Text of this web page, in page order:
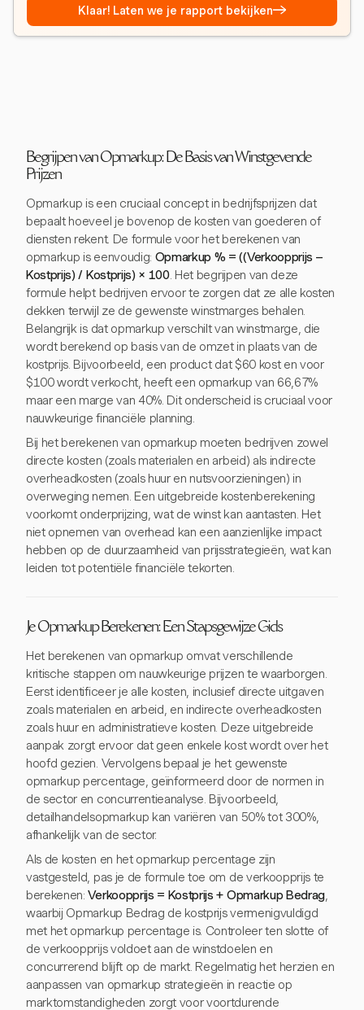
Klaar! Laten we je rapport bekijken→
Begrijpen van Opmarkup: De Basis van Winstgevende
Prijzen
Opmarkup is een cruciaal concept in bedrijfsprijzen dat
bepaalt hoeveel je bovenop de kosten van goederen of
diensten rekent. De formule voor het berekenen van
opmarkup is eenvoudig: Opmarkup % = ((Verkoopprijs –
Kostprijs) / Kostprijs) × 100. Het begrijpen van deze
formule helpt bedrijven ervoor te zorgen dat ze alle kosten
dekken terwijl ze de gewenste winstmarges behalen.
Belangrijk is dat opmarkup verschilt van winstmarge, die
wordt berekend op basis van de omzet in plaats van de
kostprijs. Bijvoorbeeld, een product dat $60 kost en voor
$100 wordt verkocht, heeft een opmarkup van 66,67%
maar een marge van 40%. Dit onderscheid is cruciaal voor
nauwkeurige financiële planning.
Bij het berekenen van opmarkup moeten bedrijven zowel
directe kosten (zoals materialen en arbeid) als indirecte
overheadkosten (zoals huur en nutsvoorzieningen) in
overweging nemen. Een uitgebreide kostenberekening
voorkomt onderprijzing, wat de winst kan aantasten. Het
niet opnemen van overhead kan een aanzienlijke impact
hebben op de duurzaamheid van prijsstrategieën, wat kan
leiden tot potentiële financiële tekorten.
Je Opmarkup Berekenen: Een Stapsgewijze Gids
Het berekenen van opmarkup omvat verschillende
kritische stappen om nauwkeurige prijzen te waarborgen.
Eerst identificeer je alle kosten, inclusief directe uitgaven
zoals materialen en arbeid, en indirecte overheadkosten
zoals huur en administratieve kosten. Deze uitgebreide
aanpak zorgt ervoor dat geen enkele kost wordt over het
hoofd gezien. Vervolgens bepaal je het gewenste
opmarkup percentage, geïnformeerd door de normen in
de sector en concurrentieanalyse. Bijvoorbeeld,
detailhandelsopmarkup kan variëren van 50% tot 300%,
afhankelijk van de sector.
Als de kosten en het opmarkup percentage zijn
vastgesteld, pas je de formule toe om de verkoopprijs te
berekenen:Verkoopprijs = Kostprijs + Opmarkup Bedrag,
waarbij Opmarkup Bedrag de kostprijs vermenigvuldigd
met het opmarkup percentage is. Controleer ten slotte of
de verkoopprijs voldoet aan de winstdoelen en
concurrerend blijft op de markt. Regelmatig het herzien en
aanpassen van opmarkup strategieën in reactie op
marktomstandigheden zorgt voor voortdurende